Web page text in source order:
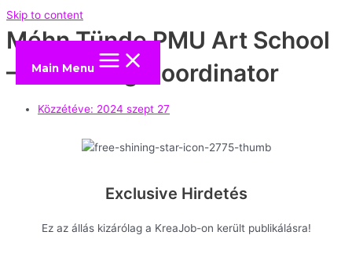
Skip to content
Main Menu
Méhn Tünde PMU Art School
– Marketing Coordinator
Közzétéve: 2024 szept 27
Exclusive Hirdetés
Ez az állás kizárólag a KreaJob-on került publikálásra!